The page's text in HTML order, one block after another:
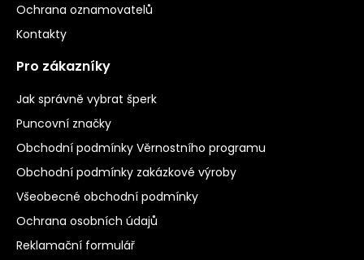
Ochrana oznamovatelů
Kontakty
Pro zákazníky
Jak správně vybrat šperk
Puncovní značky
Obchodní podmínky Věrnostního programu
Obchodní podmínky zakázkové výroby
Všeobecné obchodní podmínky
Ochrana osobních údajů
Reklamační formulář